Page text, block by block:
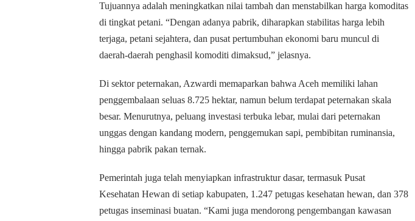
Tujuannya adalah meningkatkan nilai tambah dan menstabilkan harga komoditas
di tingkat petani. “Dengan adanya pabrik, diharapkan stabilitas harga lebih
terjaga, petani sejahtera, dan pusat pertumbuhan ekonomi baru muncul di
daerah-daerah penghasil komoditi dimaksud,” jelasnya.
Di sektor peternakan, Azwardi memaparkan bahwa Aceh memiliki lahan
penggembalaan seluas 8.725 hektar, namun belum terdapat peternakan skala
besar. Menurutnya, peluang investasi terbuka lebar, mulai dari peternakan
unggas dengan kandang modern, penggemukan sapi, pembibitan ruminansia,
hingga pabrik pakan ternak.
Pemerintah juga telah menyiapkan infrastruktur dasar, termasuk Pusat
Kesehatan Hewan di setiap kabupaten, 1.247 petugas kesehatan hewan, dan 378
petugas inseminasi buatan. “Kami juga mendorong pengembangan kawasan